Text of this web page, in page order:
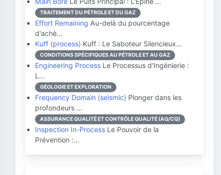
TRAITEMENT DU PÉTROLE ET DU GAZ
Effort Remaining Au-delà du pourcentage
d'achè…
Kuff (process) Kuff : Le Saboteur Silencieux…
CONDITIONS SPÉCIFIQUES AU PÉTROLE ET AU GAZ
Engineering Process Le Processus d'Ingénierie :
L…
GÉOLOGIE ET EXPLORATION
Frequency Domain (seismic) Plonger dans les
profondeurs …
ASSURANCE QUALITÉ ET CONTRÔLE QUALITÉ (AQ/CQ)
Inspection In-Process Le Pouvoir de la
Prévention :…